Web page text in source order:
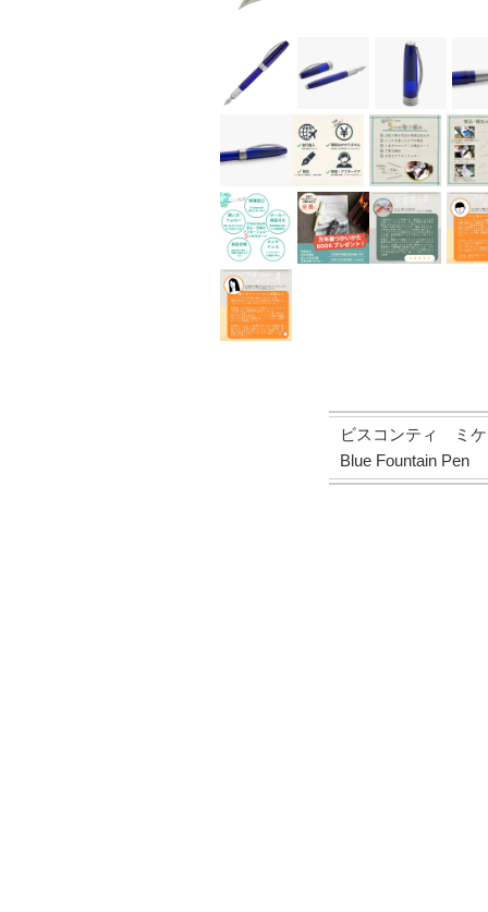
ビスコンティ ミ
Blue Fountain Pen